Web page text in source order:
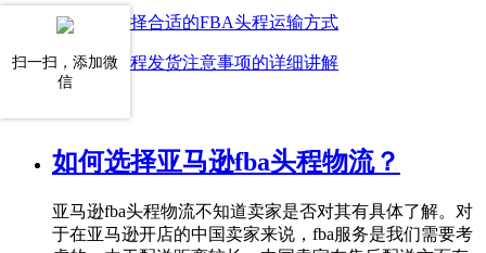
上一篇：如何选择合适的FBA头程运输方式
下一篇：FBA头程发货注意事项的详细讲解
如何选择亚马逊fba头程物流？
亚马逊fba头程物流不知道卖家是否对其有具体了解。对
于在亚马逊开店的中国卖家来说，fba服务是我们需要考
扫一扫，添加微
信